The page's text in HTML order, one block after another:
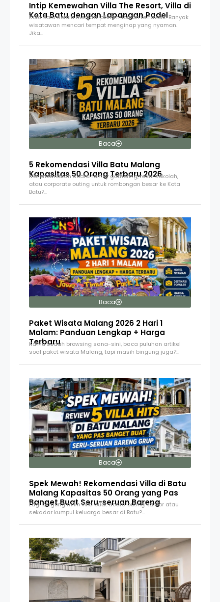
Intip Kemewahan Villa The Resort, Villa di
Kota Batu dengan Lapangan Padel
Kota Batu selalu menjadi pilihan liburan terfavorit. Banyak
wisatawan mencari tempat menginap yang nyaman.
Jika…
Baca
5 Rekomendasi Villa Batu Malang
Kapasitas 50 Orang Terbaru 2026
Merencanakan acara family gathering, reuni sekolah,
atau corporate outing untuk rombongan besar ke Kota
Batu?…
Baca
Paket Wisata Malang 2026 2 Hari 1
Malam: Panduan Lengkap + Harga
Terbaru
Kamu sudah browsing sana-sini, baca puluhan artikel
soal paket wisata Malang, tapi masih bingung juga?…
Baca
Spek Mewah! Rekomendasi Villa di Batu
Malang Kapasitas 50 Orang yang Pas
Banget Buat Seru-seruan Bareng
Lagi bingung milih villa buat acara outing kantor atau
sekadar kumpul keluarga besar di Batu?…